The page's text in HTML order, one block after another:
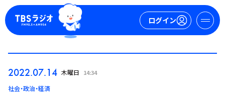
ログイン
2022.07.14 木曜日 14:34
社会・政治・経済